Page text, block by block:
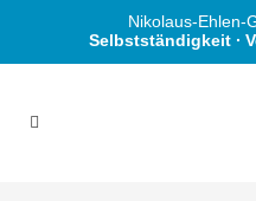
Nikolaus-Ehlen-
Selbstständigkeit ∙